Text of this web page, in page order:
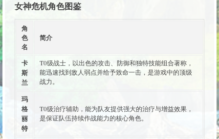
女神危机角色图鉴
角
色
名
简介
卡
斯
兰
T0级战士，以出色的攻击、防御和独特技能组合著称，
能迅速找到敌人弱点并给予致命一击，是游戏中的顶级
战力。
玛
格
丽
特
T0级治疗辅助，能为队友提供强大的治疗与增益效果，
是保证队伍持续作战能力的核心角色。